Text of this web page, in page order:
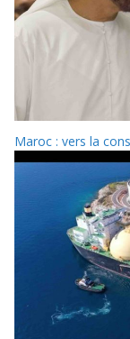
Maroc : vers la